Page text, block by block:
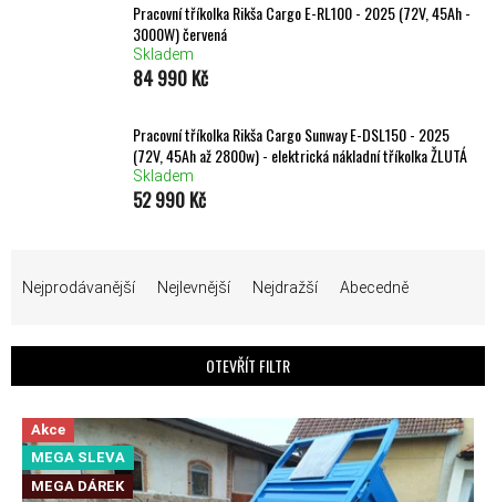
Pracovní tříkolka Rikša Cargo E-RL100 - 2025 (72V, 45Ah -
3000W) červená
Skladem
84 990 Kč
Pracovní tříkolka Rikša Cargo Sunway E-DSL150 - 2025
(72V, 45Ah až 2800w) - elektrická nákladní tříkolka ŽLUTÁ
Skladem
52 990 Kč
Nejprodávanější Nejlevnější Nejdražší Abecedně
OTEVŘÍT FILTR
VÝPIS PRODUKTŮ
Akce
MEGA SLEVA
MEGA DÁREK